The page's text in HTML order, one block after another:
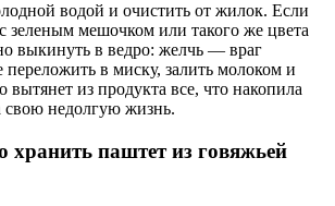
водой и очистить от жилок. Если
зеленым мешочком или такого же цвета
выкинуть в ведро: желчь — враг
в миску, залить молоком и
вытянет из продукта все, что накопила
свою недолгую жизнь.
паштет из говяжьей